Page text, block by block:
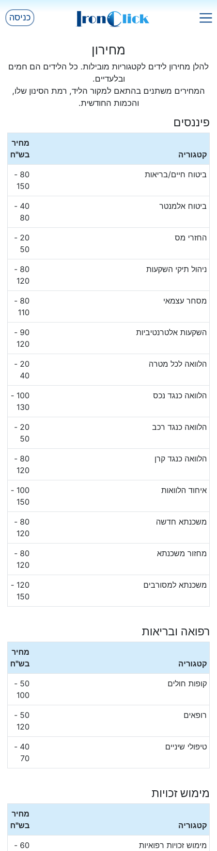
כניסה
מחירון
להלן מחירון לידים לקטגוריות מובילות. כל הלידים הם חמים
ובלעדיים.
המחירים משתנים בהתאם למקור הליד, רמת הסינון שלו,
והכמות החודשית.
פיננסים
קטגוריה
מחיר
בש"ח
ביטוח חיים/בריאות
80 -
150
ביטוח אלמנטר
40 -
80
החזרי מס
20 -
50
ניהול תיקי השקעות
80 -
120
מסחר עצמאי
80 -
110
השקעות אלטרנטיביות
90 -
120
הלוואה לכל מטרה
20 -
40
הלוואה כנגד נכס
100 -
130
הלוואה כנגד רכב
20 -
50
הלוואה כנגד קרן
80 -
120
איחוד הלוואות
100 -
150
משכנתא חדשה
80 -
120
מחזור משכנתא
80 -
120
משכנתא למסורבים
120 -
150
רפואה ובריאות
קטגוריה
מחיר
בש"ח
קופות חולים
50 -
100
רופאים
50 -
120
טיפולי שיניים
40 -
70
מימוש זכויות
קטגוריה
מחיר
בש"ח
מימוש זכויות רפואיות
60 -